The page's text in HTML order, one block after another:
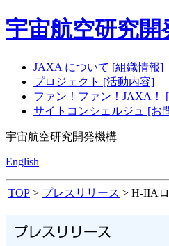
宇宙航空研究開
JAXA について [組織情報]
プロジェクト [活動内容]
ファン！ファン！JAXA！
サイトコンシェルジュ [お
宇宙航空研究開発機構
English
TOP > プレスリリース > H-IIA